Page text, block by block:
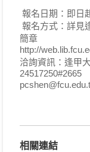
報名日期：即日
報名方式：詳見
簡章
http://
洽詢資訊：逢甲
24517250#2665
相關連結